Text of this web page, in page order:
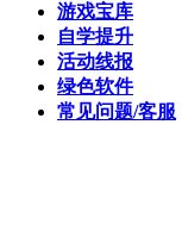
游戏宝库
自学提升
活动线报
绿色软件
常见问题/客服